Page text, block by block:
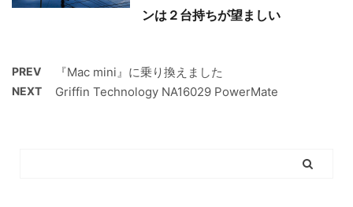
ンは２台持ちが望ましい
PREV 『Mac mini』に乗り換えました
NEXT Griffin Technology NA16029 PowerMate